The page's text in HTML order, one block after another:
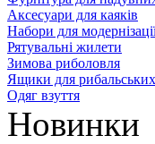
Аксесуари для каяків
Набори для
Рятувальні жилети
Зимова риболовля
Ящики для
Одяг взуття
Новинки